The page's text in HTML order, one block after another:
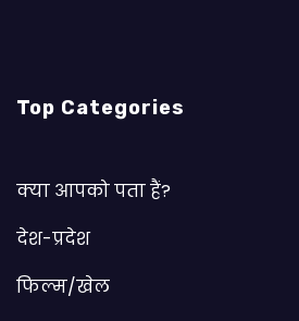
Top Categories
क्या आपको पता हैं?
देश-प्रदेश
फिल्म/खेल